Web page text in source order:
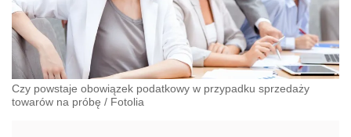
Czy powstaje obowiązek podatkowy w przypadku sprzedaży
towarów na próbę / Fotolia